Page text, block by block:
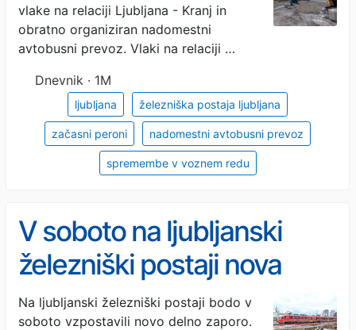
vlake na relaciji Ljubljana - Kranj in
obratno organiziran nadomestni
avtobusni prevoz. Vlaki na relaciji …
Dnevnik · 1M
ljubljana železniška postaja ljubljana
začasni peroni nadomestni avtobusni prevoz
spremembe v voznem redu
V soboto na ljubljanski
železniški postaji nova
delna zapora
Na ljubljanski železniški postaji bodo v
soboto vzpostavili novo delno zaporo.